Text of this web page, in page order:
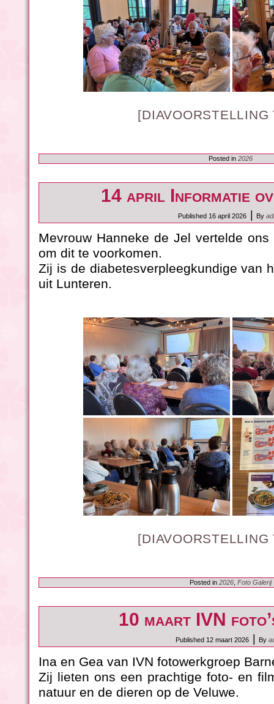
[DIAVOORSTELLING
Posted in 2026
14 april Informatie
Published 16 april 2026 By
Mevrouw Hanneke de Jel vertelde
om dit te voorkomen.
Zij is de diabetesverpleegkundige van
uit Lunteren.
[DIAVOORSTELLING
Posted in 2026 Foto Galerij
10 maart IVN
Published 12 maart 2026 By
Ina en Gea van IVN fotowerkgroep
Zij lieten ons een prachtige foto- en
natuur en de dieren op de Veluwe.